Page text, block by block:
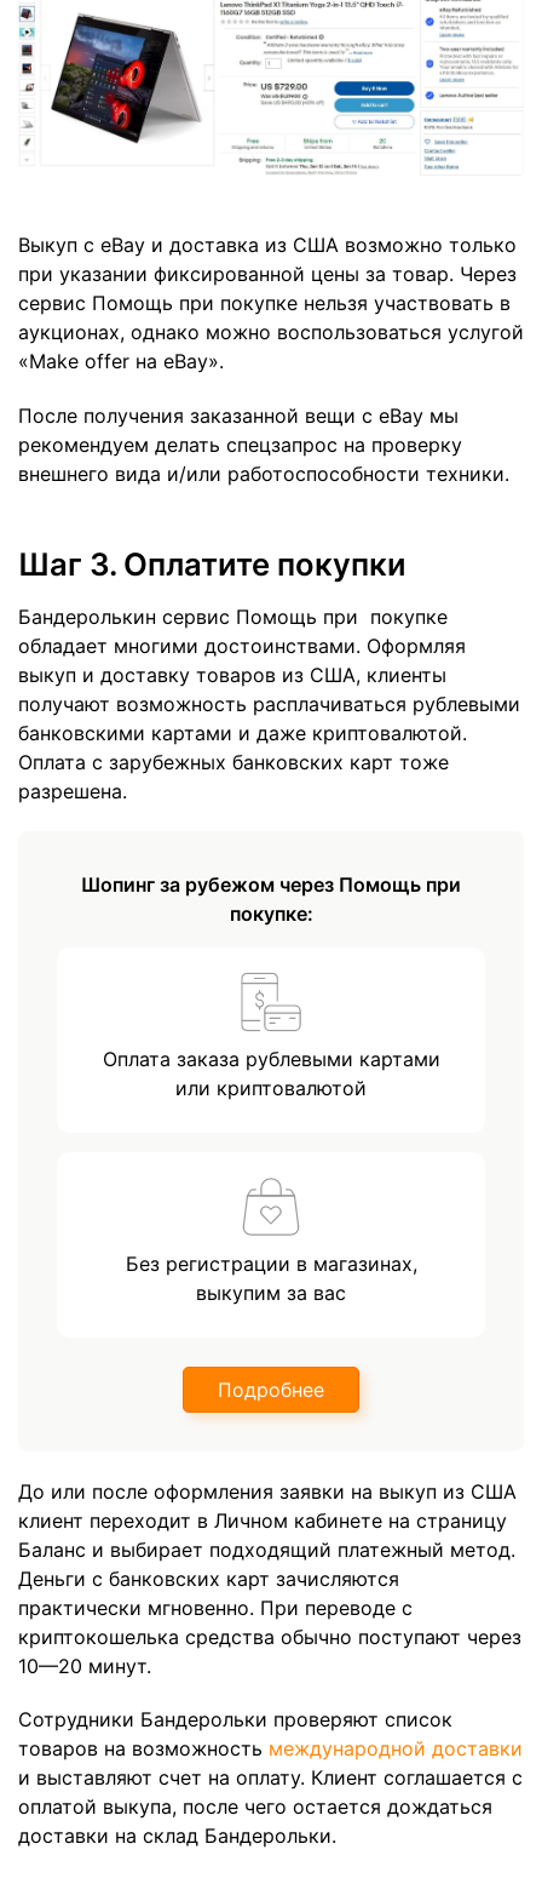
Выкуп с eBay и доставка из США возможно только
при указании фиксированной цены за товар. Через
сервис Помощь при покупке нельзя участвовать в
аукционах, однако можно воспользоваться услугой
«Make offer на eBay».
После получения заказанной вещи с eBay мы
рекомендуем делать спецзапрос на проверку
внешнего вида и/или работоспособности техники.
Шаг 3. Оплатите покупки
Бандеролькин сервис Помощь при покупке
обладает многими достоинствами. Оформляя
выкуп и доставку товаров из США, клиенты
получают возможность расплачиваться рублевыми
банковскими картами и даже криптовалютой.
Оплата с зарубежных банковских карт тоже
разрешена.
Шопинг за рубежом через Помощь при
покупке:
Оплата заказа рублевыми картами
или криптовалютой
Без регистрации в магазинах,
выкупим за вас
Подробнее
До или после оформления заявки на выкуп из США
клиент переходит в Личном кабинете на страницу
Баланс и выбирает подходящий платежный метод.
Деньги с банковских карт зачисляются
практически мгновенно. При переводе с
криптокошелька средства обычно поступают через
10—20 минут.
Сотрудники Бандерольки проверяют список
товаров на возможность международной доставки
и выставляют счет на оплату. Клиент соглашается с
оплатой выкупа, после чего остается дождаться
доставки на склад Бандерольки.